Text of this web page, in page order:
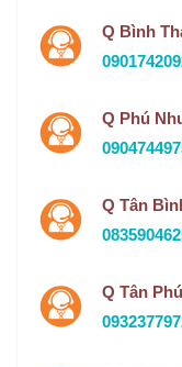
Q Bình
Q Phú
Q Tân
Q Tân